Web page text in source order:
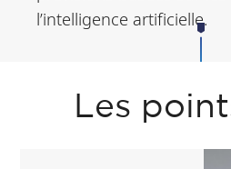
l’intelligence artificielle.
Les